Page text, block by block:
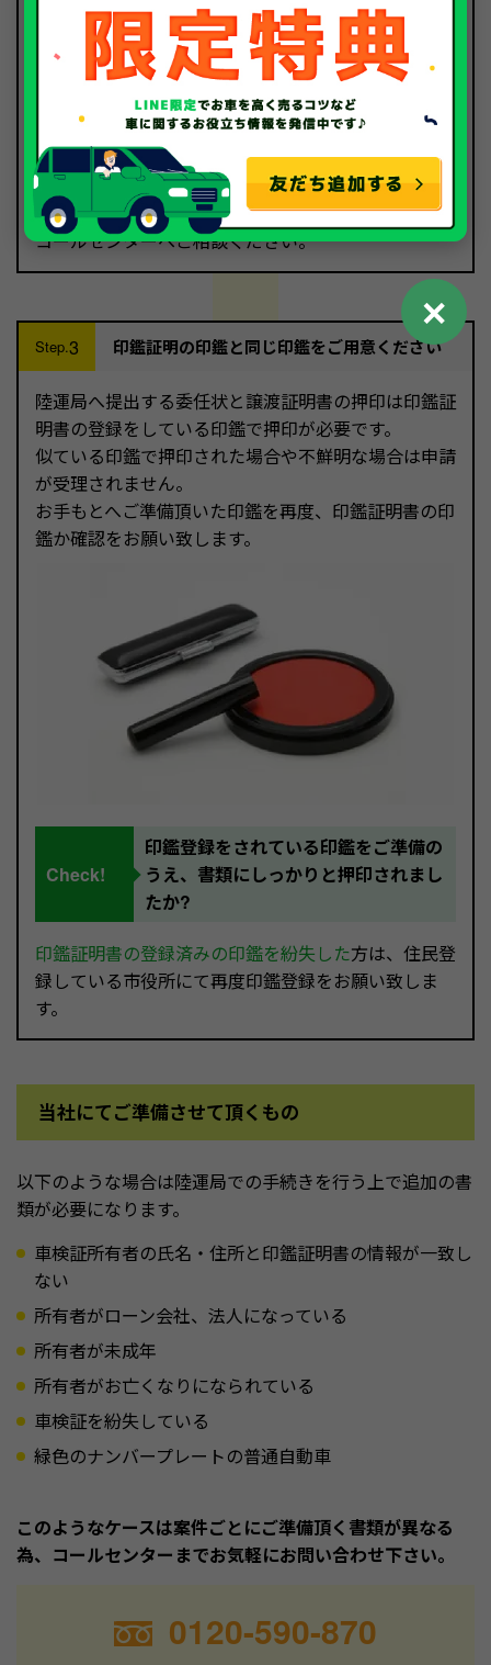
Check!
印鑑証明書の有効期限をご確認くださ
い。
取得された印鑑証明書の有効期限が短い場合は、一度
コールセンターへご相談ください。
Step.3 印鑑証明の印鑑と同じ印鑑をご用意ください
陸運局へ提出する委任状と譲渡証明書の押印は印鑑証
明書の登録をしている印鑑で押印が必要です。
似ている印鑑で押印された場合や不鮮明な場合は申請
が受理されません。
お手もとへご準備頂いた印鑑を再度、印鑑証明書の印
鑑か確認をお願い致します。
Check!
印鑑登録をされている印鑑をご準備の
うえ、書類にしっかりと押印されまし
たか?
印鑑証明書の登録済みの印鑑を紛失した方は、住民登
録している市役所にて再度印鑑登録をお願い致しま
す。
当社にてご準備させて頂くもの
以下のような場合は陸運局での手続きを行う上で追加の書
類が必要になります。
車検証所有者の氏名・住所と印鑑証明書の情報が一致し
ない
所有者がローン会社、法人になっている
所有者が未成年
所有者がお亡くなりになられている
車検証を紛失している
緑色のナンバープレートの普通自動車
このようなケースは案件ごとにご準備頂く書類が異なる
為、コールセンターまでお気軽にお問い合わせ下さい。
0120-590-870
✕